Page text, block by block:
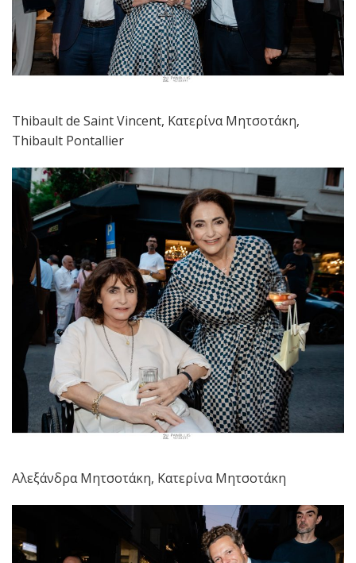
Thibault de Saint Vincent, Κατερίνα Μητσοτάκη,
Thibault Pontallier
Αλεξάνδρα Μητσοτάκη, Κατερίνα Μητσοτάκη